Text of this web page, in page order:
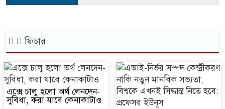
ফিচার
এক্সে চালু হলো অর্থ লেনদেন-
সুবিধা, করা যাবে কেনাকাটাও